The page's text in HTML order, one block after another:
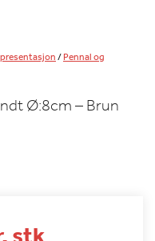
/Pennal og
Ø:8cm – Brun
stk